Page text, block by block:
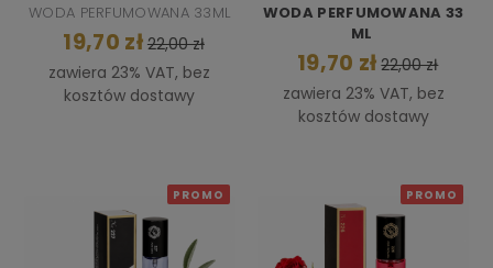
WODA PERFUMOWANA 33ML
19,70 zł 22,00 zł
zawiera 23% VAT, bez
kosztów dostawy
WODA PERFUMOWANA 33
ML
19,70 zł 22,00 zł
zawiera 23% VAT, bez
kosztów dostawy
PROMO PROMO